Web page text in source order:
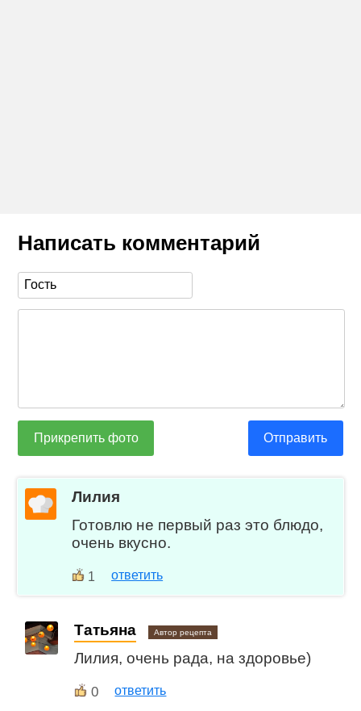
Написать комментарий
Прикрепить фото Отправить
Лилия
Готовлю не первый раз это блюдо,
очень вкусно.
1 ответить
Татьяна Автор рецепта
Лилия, очень рада, на здоровье)
0 ответить